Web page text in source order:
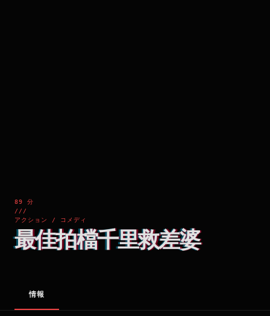
89 分
///
アクション / コメディ
最佳拍檔千里救差婆
情報